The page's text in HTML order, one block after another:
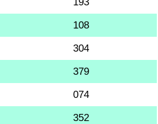
108
304
379
074
352